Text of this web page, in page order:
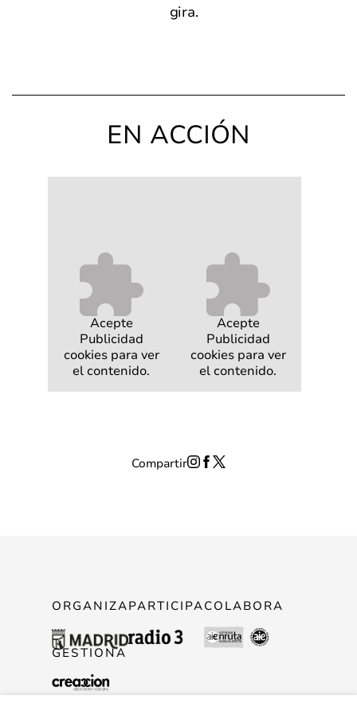
gira.
EN ACCIÓN
Acepte
Publicidad
cookies para ver
el contenido.
Acepte
Publicidad
cookies para ver
el contenido.
Compartir
ORGANIZAPARTICIPACOLABORA
GESTIONA